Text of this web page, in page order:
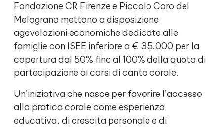
Fondazione CR Firenze e Piccolo Coro del
Melograno mettono a disposizione
agevolazioni economiche dedicate alle
famiglie con ISEE inferiore a € 35.000 per la
copertura dal 50% fino al 100% della quota di
partecipazione ai corsi di canto corale.
Un’iniziativa che nasce per favorire l’accesso
alla pratica corale come esperienza
educativa, di crescita personale e di